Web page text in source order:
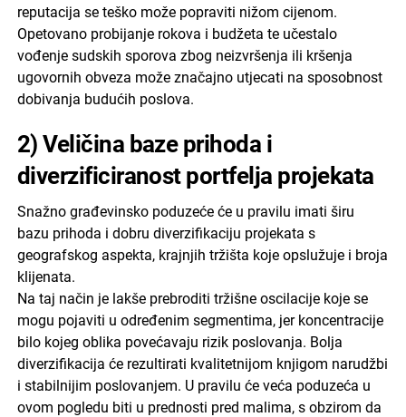
reputacija se teško može popraviti nižom cijenom.
Opetovano probijanje rokova i budžeta te učestalo
vođenje sudskih sporova zbog neizvršenja ili kršenja
ugovornih obveza može značajno utjecati na sposobnost
dobivanja budućih poslova.
2) Veličina baze prihoda i
diverzificiranost portfelja projekata
Snažno građevinsko poduzeće će u pravilu imati širu
bazu prihoda i dobru diverzifikaciju projekata s
geografskog aspekta, krajnjih tržišta koje opslužuje i broja
klijenata.
Na taj način je lakše prebroditi tržišne oscilacije koje se
mogu pojaviti u određenim segmentima, jer koncentracije
bilo kojeg oblika povećavaju rizik poslovanja. Bolja
diverzifikacija će rezultirati kvalitetnijom knjigom narudžbi
i stabilnijim poslovanjem. U pravilu će veća poduzeća u
ovom pogledu biti u prednosti pred malima, s obzirom da